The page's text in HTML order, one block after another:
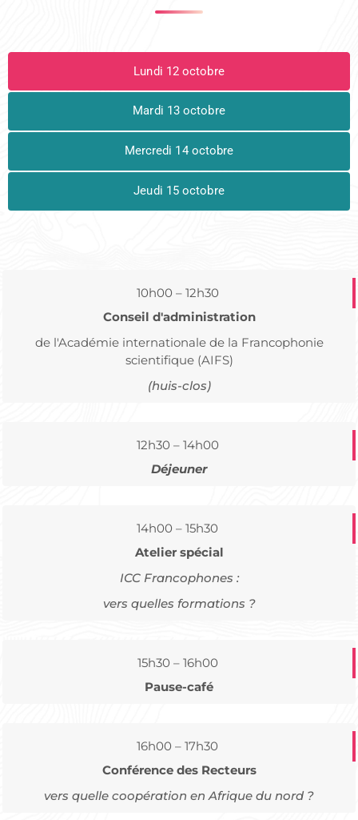
Lundi 12 octobre
Mardi 13 octobre
Mercredi 14 octobre
Jeudi 15 octobre
10h00 – 12h30
Conseil d'administration
de l'Académie internationale de la Francophonie
scientifique (AIFS)
(huis-clos)
12h30 – 14h00
Déjeuner
14h00 – 15h30
Atelier spécial
ICC Francophones :
vers quelles formations ?
15h30 – 16h00
Pause-café
16h00 – 17h30
Conférence des Recteurs
vers quelle coopération en Afrique du nord ?